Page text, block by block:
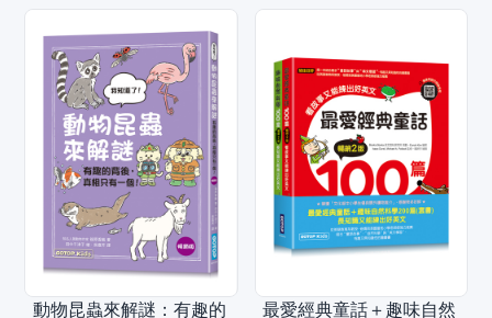
動物昆蟲來解謎：有趣的
最愛經典童話＋趣味自然